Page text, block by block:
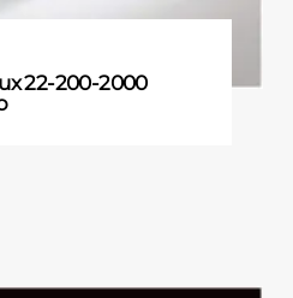
22-200-2000